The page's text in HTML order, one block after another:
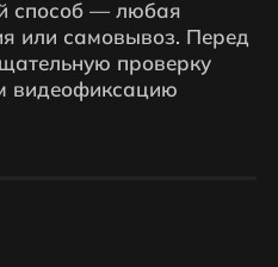
способ — любая
или самовывоз. Перед
проверку
видеофиксацию